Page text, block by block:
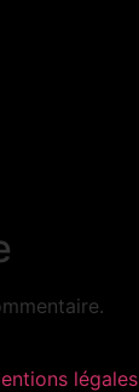
légales